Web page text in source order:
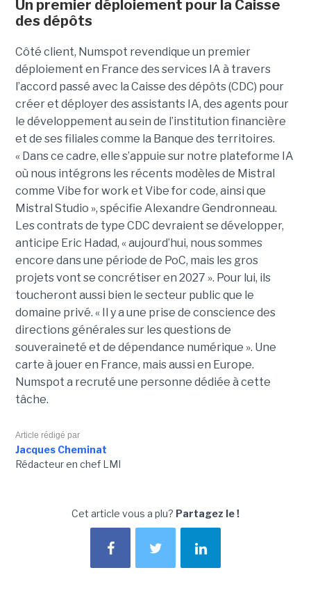
Un premier déploiement pour la Caisse
des dépôts
Côté client, Numspot revendique un premier
déploiement en France des services IA à travers
l’accord passé avec la Caisse des dépôts (CDC) pour
créer et déployer des assistants IA, des agents pour
le développement au sein de l’institution financière
et de ses filiales comme la Banque des territoires.
« Dans ce cadre, elle s’appuie sur notre plateforme IA
où nous intégrons les récents modèles de Mistral
comme Vibe for work et Vibe for code, ainsi que
Mistral Studio », spécifie Alexandre Gendronneau.
Les contrats de type CDC devraient se développer,
anticipe Eric Hadad, « aujourd’hui, nous sommes
encore dans une période de PoC, mais les gros
projets vont se concrétiser en 2027 ». Pour lui, ils
toucheront aussi bien le secteur public que le
domaine privé. « Il y a une prise de conscience des
directions générales sur les questions de
souveraineté et de dépendance numérique ». Une
carte à jouer en France, mais aussi en Europe.
Numspot a recruté une personne dédiée à cette
tâche.
Article rédigé par
Jacques Cheminat
Rédacteur en chef LMI
Cet article vous a plu? Partagez le !